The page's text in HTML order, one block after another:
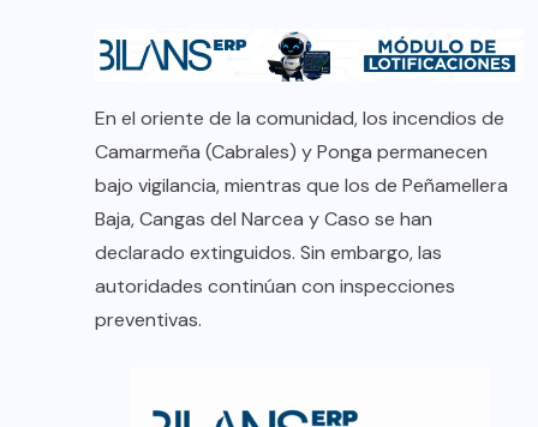
En el oriente de la comunidad, los incendios de
Camarmeña (Cabrales) y Ponga permanecen
bajo vigilancia, mientras que los de Peñamellera
Baja, Cangas del Narcea y Caso se han
declarado extinguidos. Sin embargo, las
autoridades continúan con inspecciones
preventivas.